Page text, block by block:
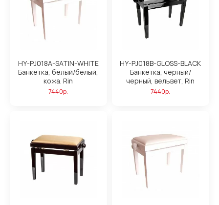
HY-PJ018A-SATIN-WHITE
Банкетка, белый/белый,
кожа. Rin
7440р.
HY-PJ018B-GLOSS-BLACK
Банкетка, черный/
черный, вельвет, Rin
7440р.